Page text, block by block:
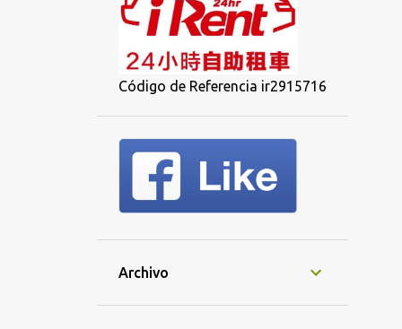
Código de Referencia ir2915716
Archivo